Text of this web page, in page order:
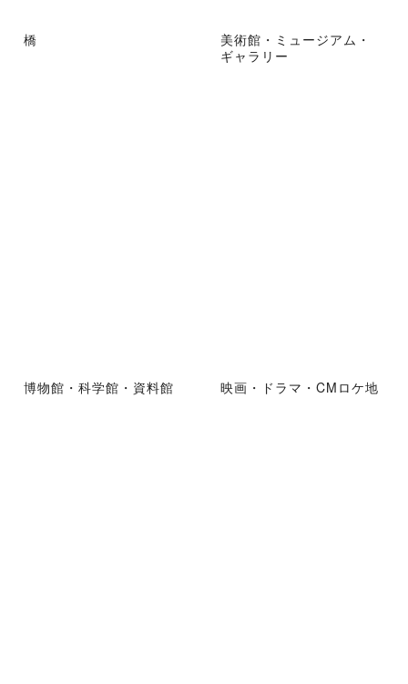
橋
美術館・ミュージアム・
ギャラリー
博物館・科学館・資料館 映画・ドラマ・CMロケ地